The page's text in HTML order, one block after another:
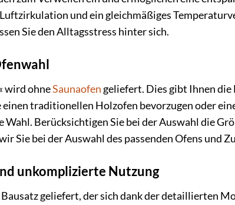
und ein gleichmäßiges
Sie den Alltagsstress hinter sich.
wird ohneSaunaofen geliefert. Dies gibt Ihnen
einen traditionellen Holzofen bevorzugen oder
Wahl. Berücksichtigen Sie bei der Auswahl die
Sie bei der Auswahl des passenden Ofens und
unkomplizierte Nutzung
Bausatz geliefert, der sich dank der detaillierten